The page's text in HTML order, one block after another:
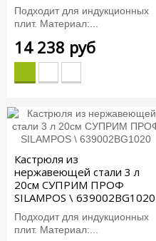
Подходит для индукционных
плит. Материал:...
14 238 руб
Кастрюля из
нержавеющей стали 3 л
20см СУПРИМ ПРОФ
SILAMPOS \ 639002BG1020
Подходит для индукционных
плит. Материал:...